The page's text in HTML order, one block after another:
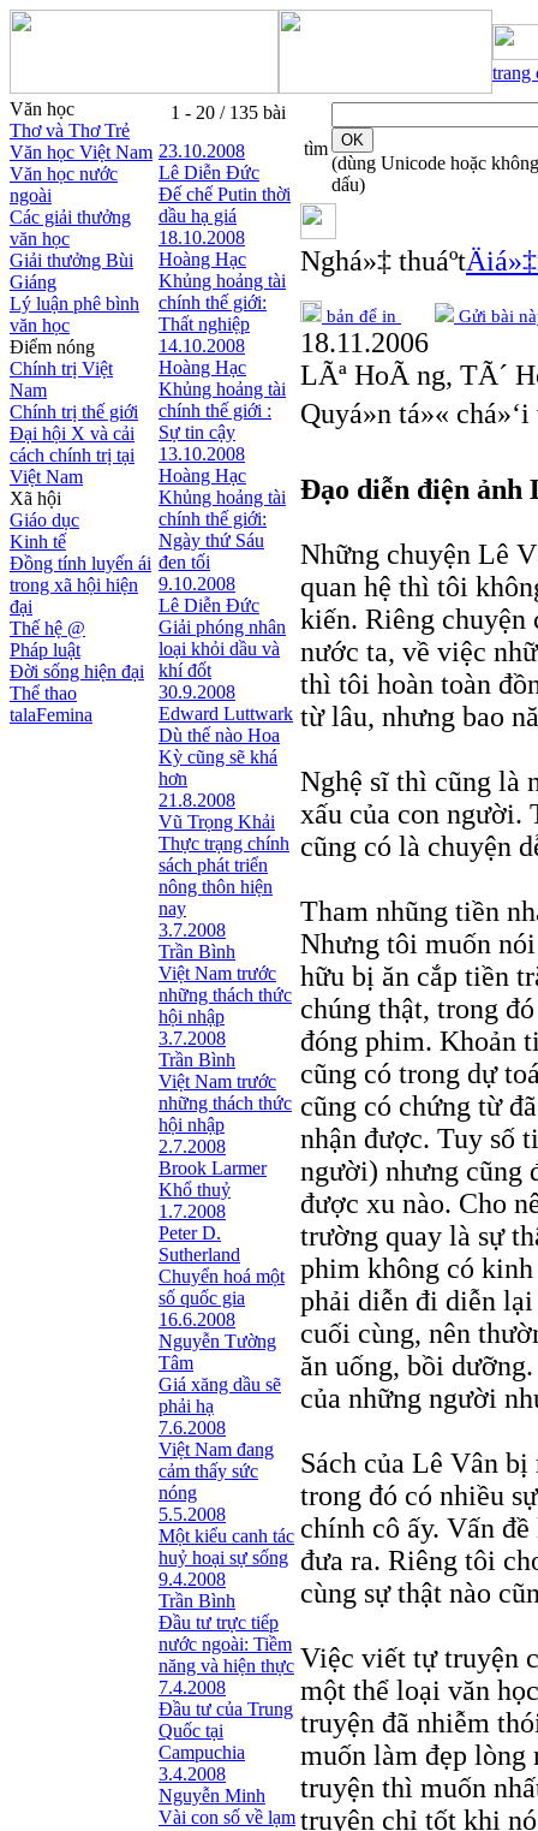
trang
Văn học
Thơ và Thơ Trẻ
Văn học Việt Nam
Văn học nước
ngoài
Các giải thưởng
văn học
Giải thưởng Bùi
Giáng
Lý luận phê bình
văn học
Điểm nóng
Chính trị Việt
Nam
Chính trị thế giới
Đại hội X và cải
cách chính trị tại
Việt Nam
Xã hội
Giáo dục
Kinh tế
Đồng tính luyến ái
trong xã hội hiện
đại
Thế hệ @
Pháp luật
Đời sống hiện đại
Thể thao
talaFemina
1 - 20 / 135 bài
23.10.2008
Lê Diễn Đức
Đế chế Putin thời
dầu hạ giá
18.10.2008
Hoàng Hạc
Khủng hoảng tài
chính thế giới:
Thất nghiệp
14.10.2008
Hoàng Hạc
Khủng hoảng tài
chính thế giới :
Sự tin cậy
13.10.2008
Hoàng Hạc
Khủng hoảng tài
chính thế giới:
Ngày thứ Sáu
đen tối
9.10.2008
Lê Diễn Đức
Giải phóng nhân
loại khỏi dầu và
khí đốt
30.9.2008
Edward Luttwark
Dù thế nào Hoa
Kỳ cũng sẽ khá
hơn
21.8.2008
Vũ Trọng Khải
Thực trạng chính
sách phát triển
nông thôn hiện
nay
3.7.2008
Trần Bình
Việt Nam trước
những thách thức
hội nhập
3.7.2008
Trần Bình
Việt Nam trước
những thách thức
hội nhập
2.7.2008
Brook Larmer
Khổ thuỷ
1.7.2008
Peter D.
Sutherland
Chuyển hoá một
số quốc gia
16.6.2008
Nguyễn Tường
Tâm
Giá xăng dầu sẽ
phải hạ
7.6.2008
Việt Nam đang
cảm thấy sức
nóng
5.5.2008
Một kiểu canh tác
huỷ hoại sự sống
9.4.2008
Trần Bình
Đầu tư trực tiếp
nước ngoài: Tiềm
năng và hiện thực
7.4.2008
Đầu tư của Trung
Quốc tại
Campuchia
3.4.2008
Nguyễn Minh
Vài con số về lạm
tìm
(dùng Unicode hoặc không
dấu)
Nghá»‡ thuáº­t
bản để in Gửi bài
18.11.2006
LÃª HoÃ ng, TÃ´
Quyá»n tá»«
Đạo diễn điện ảnh
Những chuyện Lê
quan hệ thì tôi
kiến. Riêng chuyện
nước ta, về việc
thì tôi hoàn toàn
từ lâu, nhưng bao
Nghệ sĩ thì cũng là
xấu của con người.
cũng có là chuyện
Tham nhũng tiền
Nhưng tôi muốn
hữu bị ăn cắp tiền
chúng thật, trong
đóng phim. Khoản
cũng có trong dự
cũng có chứng từ
nhận được. Tuy số
người) nhưng cũng
được xu nào. Cho
trường quay là sự
phim không có
phải diễn đi diễn
cuối cùng, nên
ăn uống, bồi
của những người
Sách của Lê Vân
trong đó có nhiều
chính cô ấy. Vấn
đưa ra. Riêng tôi
cùng sự thật nào
Việc viết tự truyện
một thể loại văn
truyện đã nhiễm
muốn làm đẹp
truyện thì muốn
truyện chỉ tốt khi